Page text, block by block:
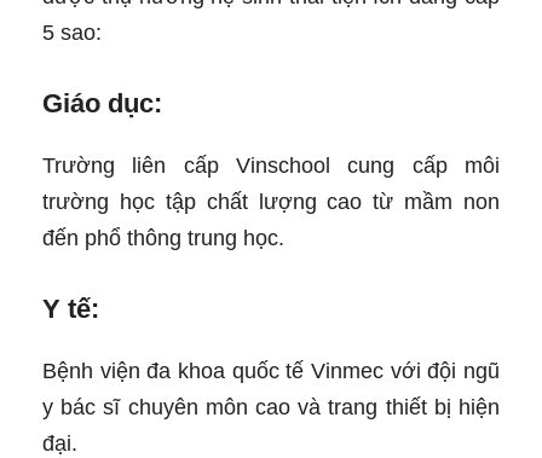
5 sao:
Giáo dục:
Trường liên cấp Vinschool cung cấp môi
trường học tập chất lượng cao từ mầm non
đến phổ thông trung học.
Y tế:
Bệnh viện đa khoa quốc tế Vinmec với đội ngũ
y bác sĩ chuyên môn cao và trang thiết bị hiện
đại.